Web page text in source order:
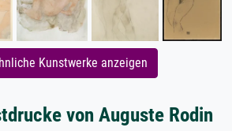
Kunstwerke anzeigen
von Auguste Rodin